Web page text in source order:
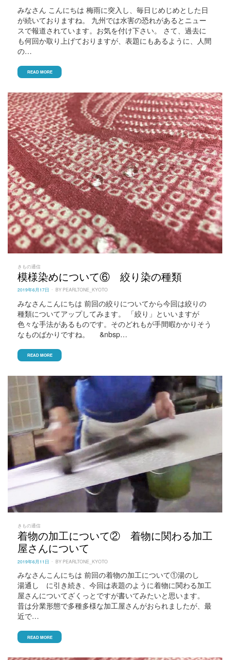
みなさん こんにちは 梅雨に突入し、毎日じめじめとした日
が続いておりますね。 九州では水害の恐れがあるとニュー
スで報道されています。お気を付け下さい。 さて、過去に
も何回か取り上げておりますが、表題にもあるように、人間
の…
READ MORE
きもの通信
模様染めについて⑥ 絞り染の種類
POSTED
2019年6月17日 BY PEARLTONE_KYOTO
みなさんこんにちは 前回の絞りについてから今回は絞りの
種類についてアップしてみます。 「絞り」といいますが
色々な手法があるものです。そのどれもが手間暇かかりそう
なものばかりですね。 &nbsp…
READ MORE
きもの通信
着物の加工について② 着物に関わる加工
屋さんについて
POSTED
2019年6月11日 BY PEARLTONE_KYOTO
みなさんこんにちは 前回の着物の加工について①湯のし
湯通し に引き続き、今回は表題のように着物に関わる加工
屋さんについてざくっとですが書いてみたいと思います。
昔は分業形態で多種多様な加工屋さんがおられましたが、最
近で…
READ MORE